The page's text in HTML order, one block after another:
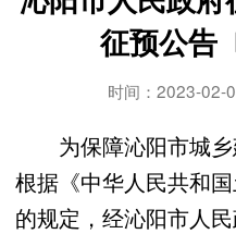
征预公告
时间：2023-02-
为保障沁阳市城乡
根据《中华人民共和
的规定，经沁阳市人